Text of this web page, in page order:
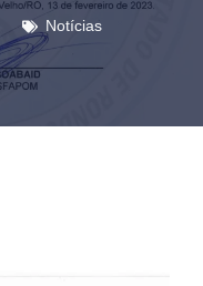
Notícias